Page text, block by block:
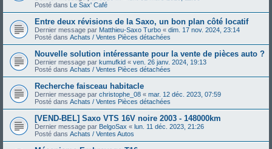
Posté dans Le Sax' Café
Entre deux révisions de la Saxo, un bon plan côté locatif
Dernier message par Matthieu-Saxo Turbo « dim. 17 nov. 2024, 23:14
Posté dans Achats / Ventes Pièces détachées
Nouvelle solution intéressante pour la vente de pièces auto ?
Dernier message par kumufkid « ven. 26 janv. 2024, 19:13
Posté dans Achats / Ventes Pièces détachées
Recherche faisceau habitacle
Dernier message par christophe_08 « mar. 12 déc. 2023, 07:59
Posté dans Achats / Ventes Pièces détachées
[VEND-BEL] Saxo VTS 16V noire 2003 - 148000km
Dernier message par BelgoSax « lun. 11 déc. 2023, 21:26
Posté dans Achats / Ventes Autos